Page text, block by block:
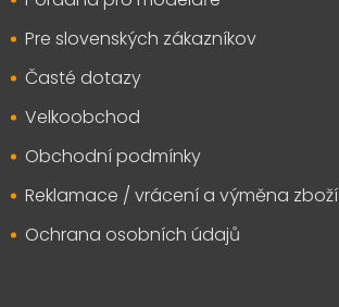
Pre slovenských zákazníkov
Časté dotazy
Velkoobchod
Obchodní podmínky
Reklamace / vrácení a výměna zboží
Ochrana osobních údajů